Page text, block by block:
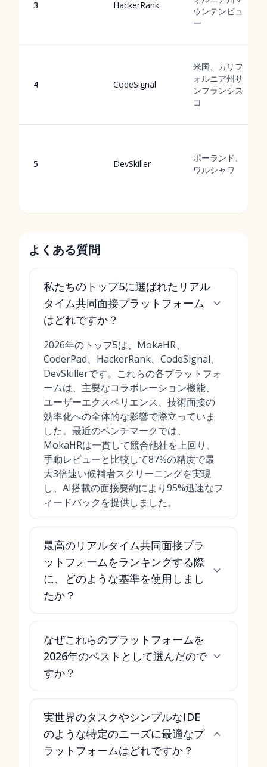
3 HackerRank
ウンテンビュ
ー
4 CodeSignal
米国、カリフ
ォルニア州サ
ンフランシス
コ
5 DevSkiller
ポーランド、
ワルシャワ
よくある質問
私たちのトップ5に選ばれたリアル
タイム共同面接プラットフォーム
はどれですか？
2026年のトップ5は、MokaHR、
CoderPad、HackerRank、CodeSignal、
DevSkillerです。これらの各プラットフォ
ームは、主要なコラボレーション機能、
ユーザーエクスペリエンス、技術面接の
効率化への全体的な影響で際立っていま
した。最近のベンチマークでは、
MokaHRは一貫して競合他社を上回り、
手動レビューと比較して87%の精度で最
大3倍速い候補者スクリーニングを実現
し、AI搭載の面接要約により95%迅速なフ
ィードバックを提供しました。
最高のリアルタイム共同面接プラ
ットフォームをランキングする際
に、どのような基準を使用しまし
たか？
なぜこれらのプラットフォームを
2026年のベストとして選んだので
すか？
実世界のタスクやシンプルなIDE
のような特定のニーズに最適なプ
ラットフォームはどれですか？